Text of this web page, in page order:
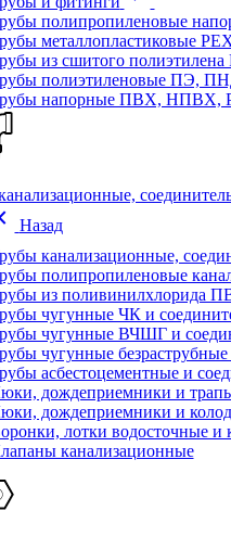
полипропиленовые
металлопластиковые
из сшитого
полиэтиленовые ПЭ,
напорные ПВХ, НПВХ,
Назад
канализационные,
полипропиленовые
из поливинилхлорида
чугунные ЧК и
чугунные ВЧШГ и
чугунные
асбестоцементные и
дождеприемники и
дождеприемники и
лотки водосточные и
канализационные